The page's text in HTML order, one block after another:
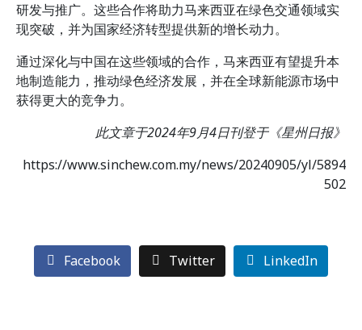
研发与推广。这些合作将助力马来西亚在绿色交通领域实
现突破，并为国家经济转型提供新的增长动力。
通过深化与中国在这些领域的合作，马来西亚有望提升本
地制造能力，推动绿色经济发展，并在全球新能源市场中
获得更大的竞争力。
此文章于2024年9月4日刊登于《星州日报》
https://www.sinchew.com.my/news/20240905/yl/5894
502
Facebook Twitter LinkedIn